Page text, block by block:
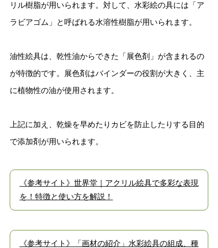
リル樹脂が用いられます。対して、水彩絵の具には「ア
ラビアゴム」と呼ばれる水溶性樹脂が用いられます。
油性絵具は、乾性油からできた「展色剤」が含まれるの
が特徴的です。展色剤はバインダーの役割が大きく、主
に植物性の油が使用されます。
上記に加え、乾燥を早めたりカビを防止したりする目的
で添加剤が用いられます。
《参考サイト》世界堂｜アクリル絵具で多彩な表現
を！特徴と使い方を解説！
《参考サイト》「画材の紹介」水彩絵具の組成、種